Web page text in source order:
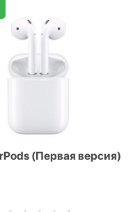
(Первая версия)